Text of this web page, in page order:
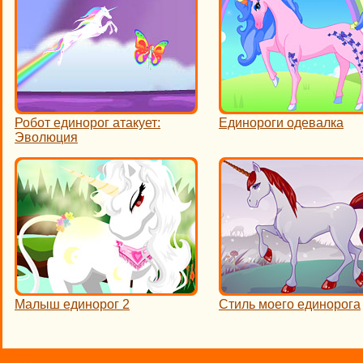
Робот единорог атакует:
Эволюция
Единороги одевалка
Малыш единорог 2 Стиль моего единорога